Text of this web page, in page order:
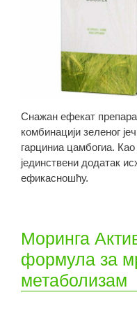
Снажан ефекат
комбинацији зеленог
гарциниа цамбогиа. Као
јединствени додатак
ефикасношћу.
Моринга
формула за
метаболизам